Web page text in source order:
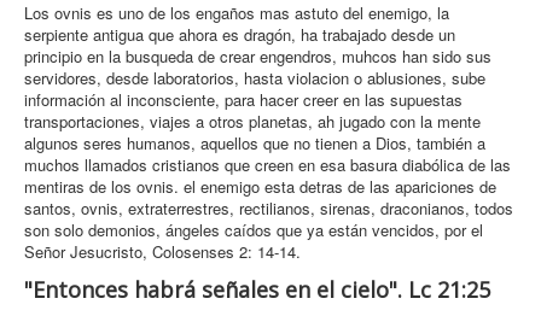
Desarrollar Fe
Ofrenda
Contacto
Los ovnis es uno de los engaños mas astuto del enemigo, la
serpiente antigua que ahora es dragón, ha trabajado desde un
principio en la busqueda de crear engendros, muhcos han sido sus
servidores, desde laboratorios, hasta violacion o ablusiones, sube
información al inconsciente, para hacer creer en las supuestas
transportaciones, viajes a otros planetas, ah jugado con la mente
algunos seres humanos, aquellos que no tienen a Dios, también a
muchos llamados cristianos que creen en esa basura diabólica de las
mentiras de los ovnis. el enemigo esta detras de las apariciones de
santos, ovnis, extraterrestres, rectilianos, sirenas, draconianos, todos
son solo demonios, ángeles caídos que ya están vencidos, por el
Señor Jesucristo, Colosenses 2: 14-14.
"Entonces habrá señales en el cielo". Lc 21:25